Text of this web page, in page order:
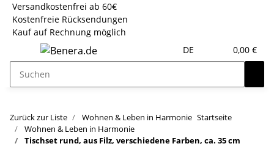
Versandkostenfrei ab 60€
Kostenfreie Rücksendungen
Kauf auf Rechnung möglich
DE
0,00 €
Zurück zur Liste Wohnen & Leben in Harmonie Startseite
Wohnen & Leben in Harmonie
Tischset rund, aus Filz, verschiedene Farben, ca. 35 cm